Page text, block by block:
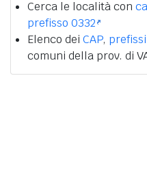
Cerca le località con
prefisso 0332
Elenco dei CAP, prefissi
comuni della prov. di